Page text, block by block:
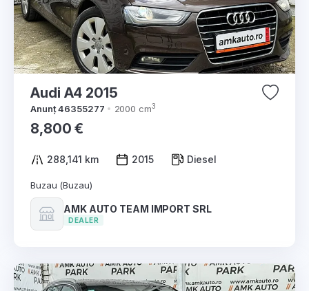
Audi A4 2015
Anunț 46355277 2000 cm3
8,800 €
288,141 km 2015 Diesel
Buzau (Buzau)
AMK AUTO TEAM IMPORT SRL
DEALER